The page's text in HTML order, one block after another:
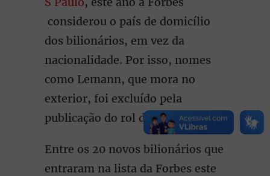
considerou o país de domicílio
dos bilionários, em vez da
nacionalidade. Por isso, nomes
como Lemann, que mora no
exterior, foi excluído pela
publicação do rol de brasileiros.
Entre os 20 novos bilionários que
entraram na lista da Forbes este